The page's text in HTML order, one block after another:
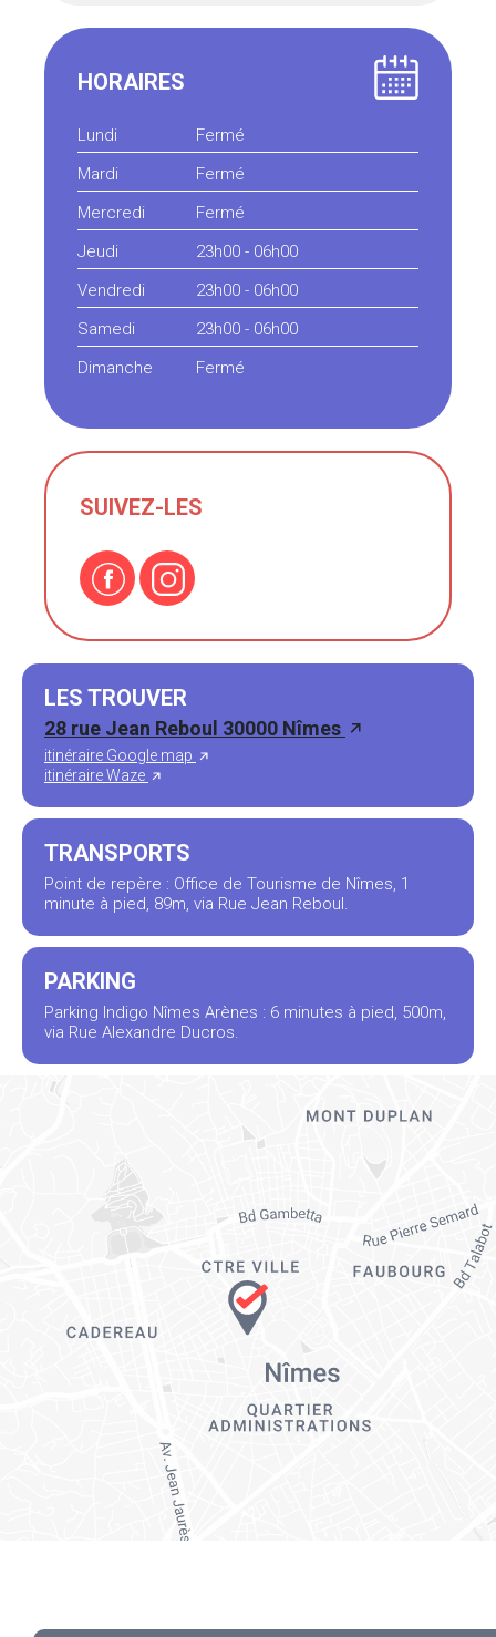
HORAIRES
Lundi
Fermé
Mardi
Fermé
Mercredi
Fermé
Jeudi
23h00 - 06h00
Vendredi
23h00 - 06h00
Samedi
23h00 - 06h00
Dimanche
Fermé
SUIVEZ-LES
LES TROUVER
28 rue Jean Reboul 30000 Nîmes
itinéraire Google map
itinéraire Waze
TRANSPORTS
Point de repère : Office de Tourisme de Nîmes, 1
minute à pied, 89m, via Rue Jean Reboul.
PARKING
Parking Indigo Nîmes Arènes : 6 minutes à pied, 500m,
via Rue Alexandre Ducros.